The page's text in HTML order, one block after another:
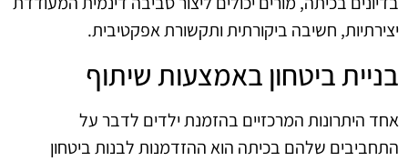
יצירתיות, חשיבה ביקורתית ותקשורת אפקטיבית.
בניית ביטחון באמצעות שיתוף
אחד היתרונות המרכזיים בהזמנת ילדים לדבר על
התחביבים שלהם בכיתה הוא ההזדמנות לבנות ביטחון